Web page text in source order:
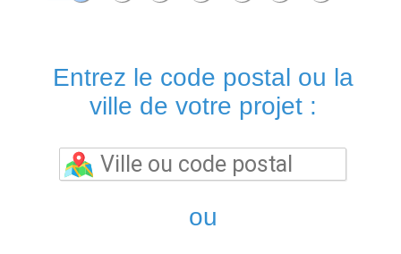
Entrez le code postal ou la
ville de votre projet :
ou